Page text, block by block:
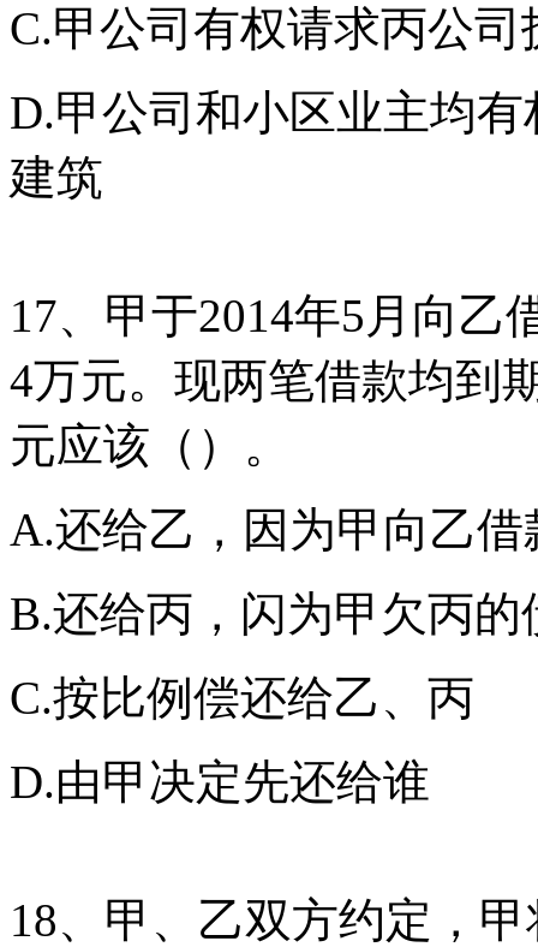
C.甲公司有权请求丙公
D.甲公司和小区业主均
建筑
17、甲于2014年5月向乙
4万元。现两笔借款均到
元应该（）。
A.还给乙，因为甲向乙借
B.还给丙，闪为甲欠丙的
C.按比例偿还给乙、丙
D.由甲决定先还给谁
18、甲、乙双方约定，